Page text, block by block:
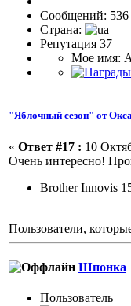
Сообщений: 536
Страна:
Репутация 37
Мое имя:
"Яблочный сезон" от
« Ответ #17 : 10
Очень интересно!
Brother Innovis
Пользователи,
Шпонка
Пользовaтeль